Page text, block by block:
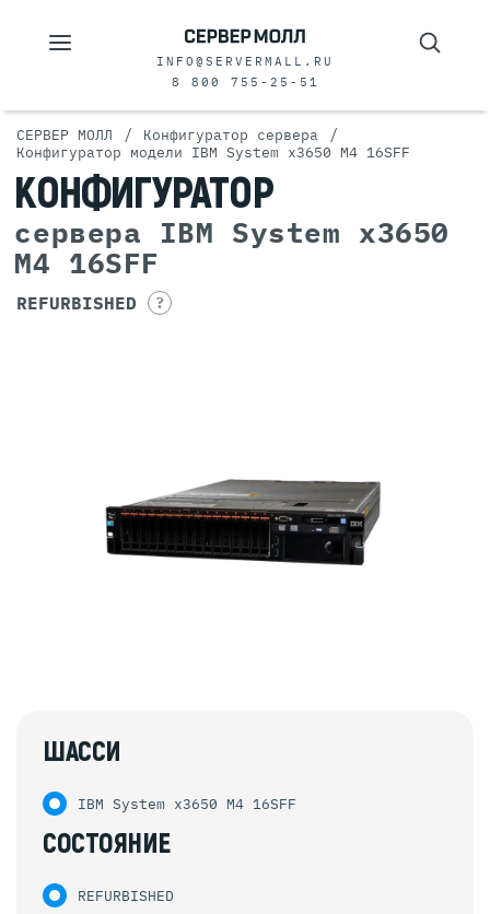
INFO@SERVERMALL.RU
8 800 755-25-51
СЕРВЕР МОЛЛ / Конфигуратор сервера /
Конфигуратор модели IBM System x3650 M4 16SFF
КОНФИГУРАТОР
сервера IBM System x3650
M4 16SFF
REFURBISHED ?
ШАССИ
IBM System x3650 M4 16SFF
СОСТОЯНИЕ
REFURBISHED